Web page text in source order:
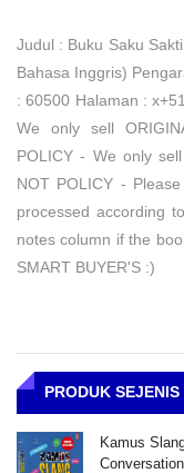
Judul : Buku Saku
Bahasa Inggris)
: 60500 Halaman :
We only sell
POLICY - We only
NOT POLICY -
processed according
notes column if the
SMART BUYER'S :)
PRODUK SEJENIS
Kamus